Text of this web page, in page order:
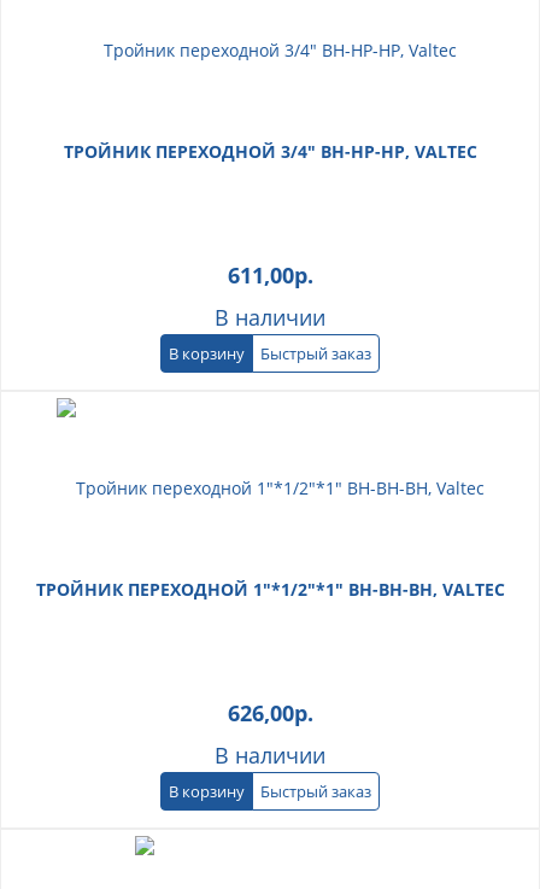
ТРОЙНИК ПЕРЕХОДНОЙ 3/4" ВН-НР-НР, VALTEC
611,00р.
В наличии
В корзину Быстрый заказ
ТРОЙНИК ПЕРЕХОДНОЙ 1"*1/2"*1" ВН-ВН-ВН, VALTEC
626,00р.
В наличии
В корзину Быстрый заказ